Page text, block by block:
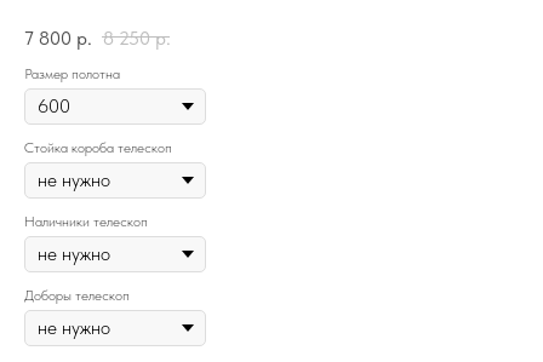
7 800 р. 8 250 р.
Размер полотна
Стойка короба телескоп
Наличники телескоп
Доборы телескоп